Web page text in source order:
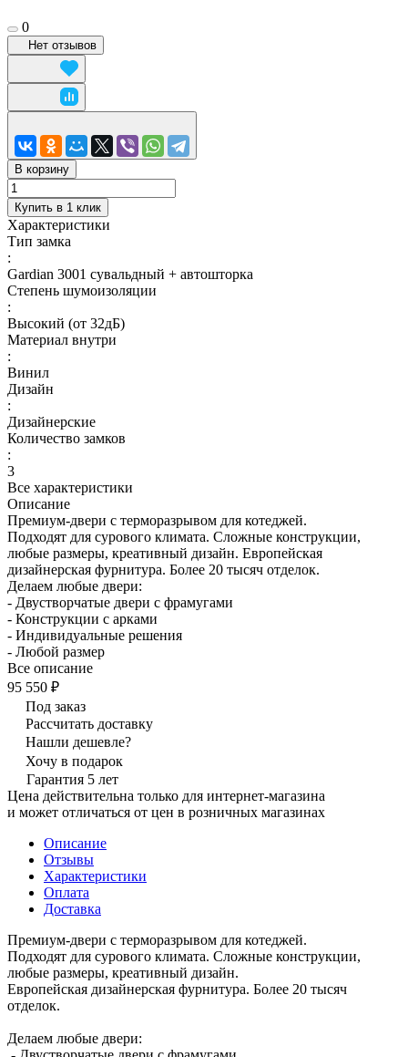
0
Нет отзывов
В корзину
Купить в 1 клик
Характеристики
Тип замка
:
Gardian 3001 сувальдный + автошторка
Степень шумоизоляции
:
Высокий (от 32дБ)
Материал внутри
:
Винил
Дизайн
:
Дизайнерские
Количество замков
:
3
Все характеристики
Описание
Премиум-двери с терморазрывом для котеджей.
Подходят для сурового климата. Сложные конструкции,
любые размеры, креативный дизайн. Европейская
дизайнерская фурнитура. Более 20 тысяч отделок.
Делаем любые двери:
- Двустворчатые двери с фрамугами
- Конструкции с арками
- Индивидуальные решения
- Любой размер
Все описание
95 550 ₽
Под заказ
Рассчитать доставку
Нашли дешевле?
Хочу в подарок
Гарантия 5 лет
Цена действительна только для интернет-магазина
и может отличаться от цен в розничных магазинах
Описание
Отзывы
Характеристики
Оплата
Доставка
Премиум-двери с терморазрывом для котеджей.
Подходят для сурового климата. Сложные конструкции,
любые размеры, креативный дизайн.
Европейская дизайнерская фурнитура. Более 20 тысяч
отделок.
Делаем любые двери: